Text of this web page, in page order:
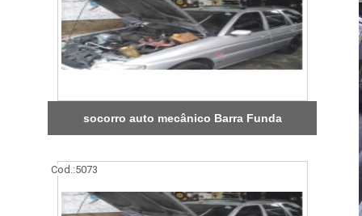
socorro auto mecânico Barra Funda
Cod.:5073